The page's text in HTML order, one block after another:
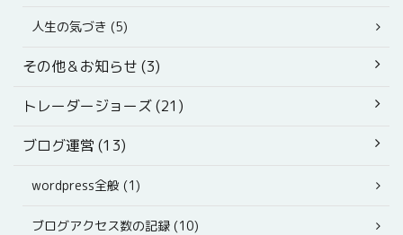
人生の気づき (5)
その他＆お知らせ (3)
トレーダージョーズ (21)
ブログ運営 (13)
wordpress全般 (1)
ブログアクセス数の記録 (10)